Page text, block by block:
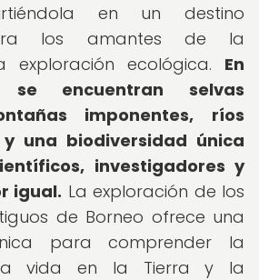
en un destino
los amantes de la
exploración ecológica. En
encuentran selvas
imponentes, ríos
una biodiversidad única
investigadores y
igual. La exploración de los
de Borneo ofrece una
para comprender la
vida en la Tierra y la